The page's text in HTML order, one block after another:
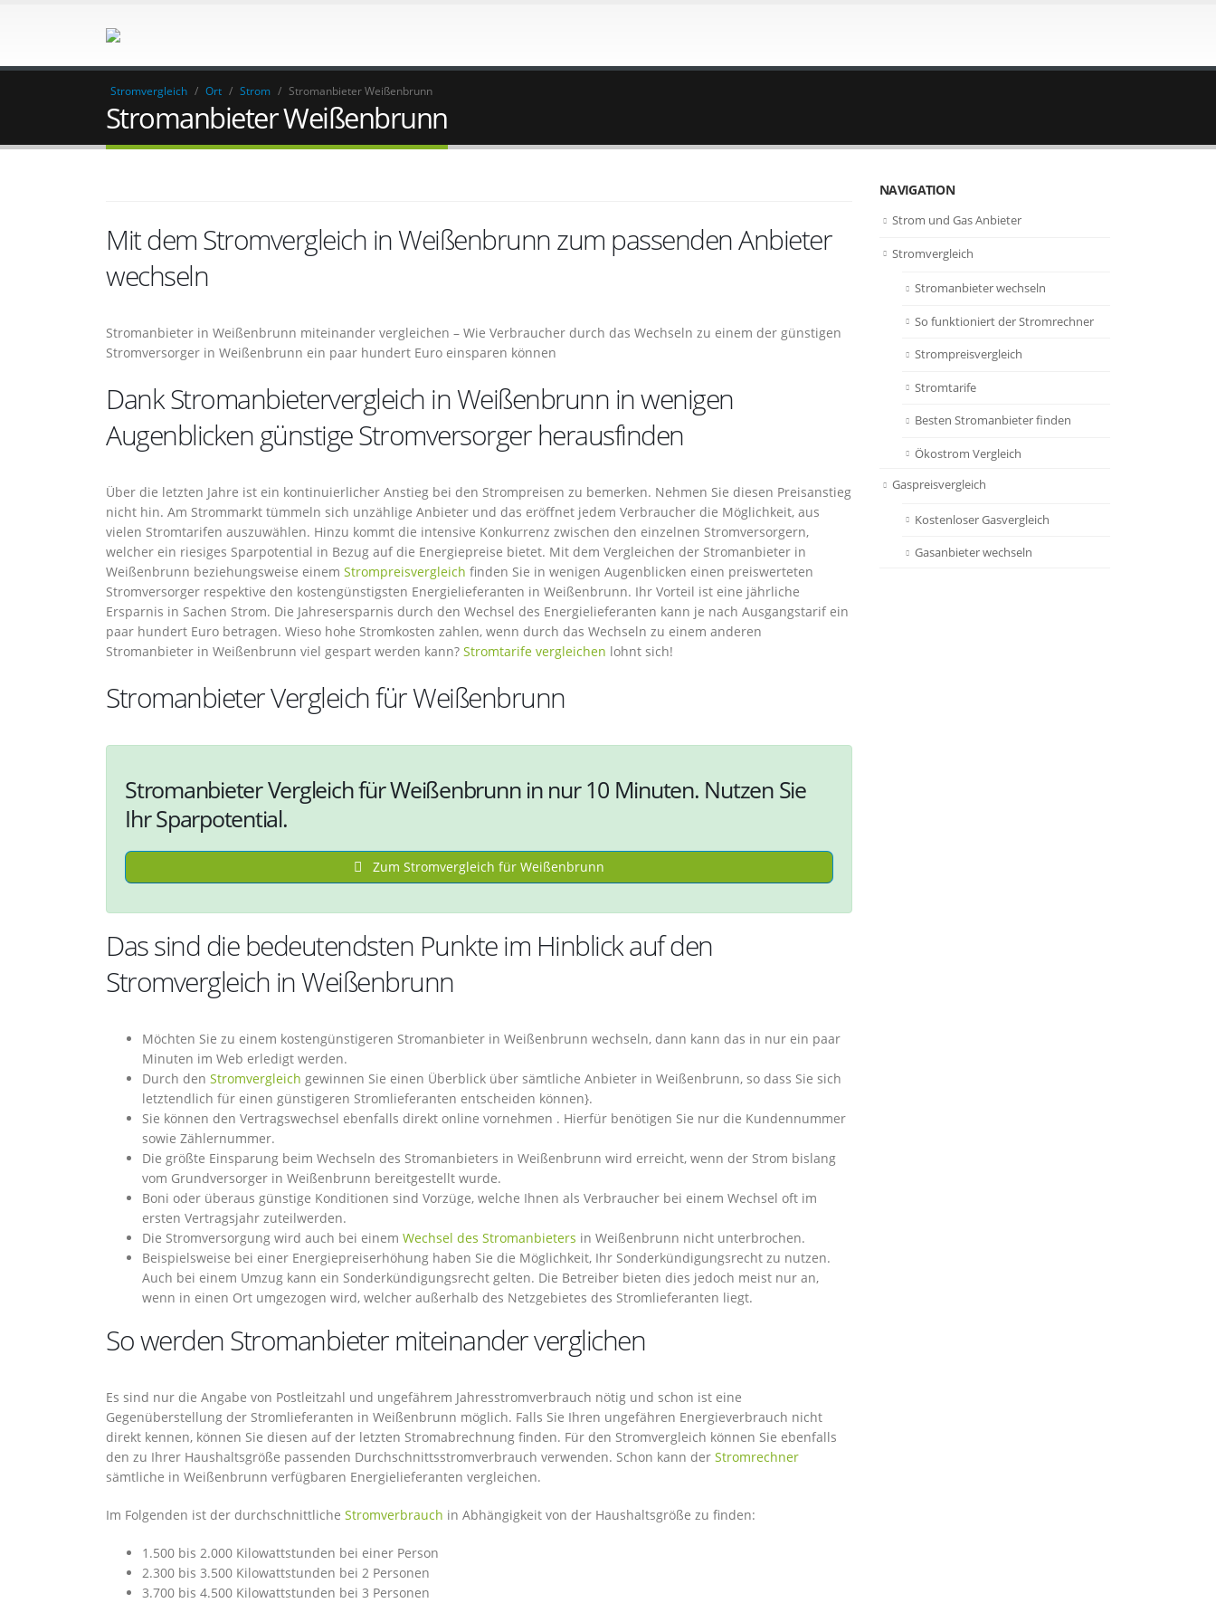
Stromvergleich / Ort / Strom / Stromanbieter Weißenbrunn
Stromanbieter Weißenbrunn
Mit dem Stromvergleich in Weißenbrunn zum passenden Anbieter
wechseln
Stromanbieter in Weißenbrunn miteinander vergleichen – Wie Verbraucher durch das Wechseln zu einem der günstigen
Stromversorger in Weißenbrunn ein paar hundert Euro einsparen können
Dank Stromanbietervergleich in Weißenbrunn in wenigen
Augenblicken günstige Stromversorger herausfinden
Über die letzten Jahre ist ein kontinuierlicher Anstieg bei den Strompreisen zu bemerken. Nehmen Sie diesen Preisanstieg
nicht hin. Am Strommarkt tümmeln sich unzählige Anbieter und das eröffnet jedem Verbraucher die Möglichkeit, aus
vielen Stromtarifen auszuwählen. Hinzu kommt die intensive Konkurrenz zwischen den einzelnen Stromversorgern,
welcher ein riesiges Sparpotential in Bezug auf die Energiepreise bietet. Mit dem Vergleichen der Stromanbieter in
Weißenbrunn beziehungsweise einem Strompreisvergleich finden Sie in wenigen Augenblicken einen preiswerteten
Stromversorger respektive den kostengünstigsten Energielieferanten in Weißenbrunn. Ihr Vorteil ist eine jährliche
Ersparnis in Sachen Strom. Die Jahresersparnis durch den Wechsel des Energielieferanten kann je nach Ausgangstarif ein
paar hundert Euro betragen. Wieso hohe Stromkosten zahlen, wenn durch das Wechseln zu einem anderen
Stromanbieter in Weißenbrunn viel gespart werden kann? Stromtarife vergleichen lohnt sich!
Stromanbieter Vergleich für Weißenbrunn
Stromanbieter Vergleich für Weißenbrunn in nur 10 Minuten. Nutzen Sie
Ihr Sparpotential.
Zum Stromvergleich für Weißenbrunn
Das sind die bedeutendsten Punkte im Hinblick auf den
Stromvergleich in Weißenbrunn
Möchten Sie zu einem kostengünstigeren Stromanbieter in Weißenbrunn wechseln, dann kann das in nur ein paar
Minuten im Web erledigt werden.
Durch den Stromvergleich gewinnen Sie einen Überblick über sämtliche Anbieter in Weißenbrunn, so dass Sie sich
letztendlich für einen günstigeren Stromlieferanten entscheiden können}.
Sie können den Vertragswechsel ebenfalls direkt online vornehmen . Hierfür benötigen Sie nur die Kundennummer
sowie Zählernummer.
Die größte Einsparung beim Wechseln des Stromanbieters in Weißenbrunn wird erreicht, wenn der Strom bislang
vom Grundversorger in Weißenbrunn bereitgestellt wurde.
Boni oder überaus günstige Konditionen sind Vorzüge, welche Ihnen als Verbraucher bei einem Wechsel oft im
ersten Vertragsjahr zuteilwerden.
Die Stromversorgung wird auch bei einem Wechsel des Stromanbieters in Weißenbrunn nicht unterbrochen.
Beispielsweise bei einer Energiepreiserhöhung haben Sie die Möglichkeit, Ihr Sonderkündigungsrecht zu nutzen.
Auch bei einem Umzug kann ein Sonderkündigungsrecht gelten. Die Betreiber bieten dies jedoch meist nur an,
wenn in einen Ort umgezogen wird, welcher außerhalb des Netzgebietes des Stromlieferanten liegt.
So werden Stromanbieter miteinander verglichen
Es sind nur die Angabe von Postleitzahl und ungefährem Jahresstromverbrauch nötig und schon ist eine
Gegenüberstellung der Stromlieferanten in Weißenbrunn möglich. Falls Sie Ihren ungefähren Energieverbrauch nicht
direkt kennen, können Sie diesen auf der letzten Stromabrechnung finden. Für den Stromvergleich können Sie ebenfalls
den zu Ihrer Haushaltsgröße passenden Durchschnittsstromverbrauch verwenden. Schon kann der Stromrechner
sämtliche in Weißenbrunn verfügbaren Energielieferanten vergleichen.
Im Folgenden ist der durchschnittliche Stromverbrauch in Abhängigkeit von der Haushaltsgröße zu finden:
1.500 bis 2.000 Kilowattstunden bei einer Person
2.300 bis 3.500 Kilowattstunden bei 2 Personen
3.700 bis 4.500 Kilowattstunden bei 3 Personen
NAVIGATION
Strom und Gas Anbieter
Stromvergleich
Stromanbieter wechseln
So funktioniert der Stromrechner
Strompreisvergleich
Stromtarife
Besten Stromanbieter finden
Ökostrom Vergleich
Gaspreisvergleich
Kostenloser Gasvergleich
Gasanbieter wechseln